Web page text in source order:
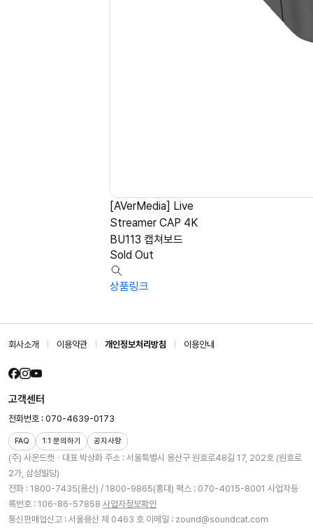
[AVerMedia] Live
Streamer CAP 4K
BU113 캡쳐보드
Sold Out
상품링크
회사소개 이용약관 개인정보처리방침 이용안내
(주) 사운드캣ㆍ대표 박상화 주소 : 서울특별시 용산구 원효로48길 17, 202호 (원효로
2가, 삼성빌딩)
전화 : 1800-7435(용산) / 1800-9865(홍대) 팩스 : 070-4015-8001 사업자등
록번호 : 106-86-57858 사업자정보확인
통신판매업신고 : 서울용산 제 0463 호 이메일 : zound@soundcat.com
고객센터
전화번호 : 070-4639-0173
FAQ 1:1 문의하기 공지사항